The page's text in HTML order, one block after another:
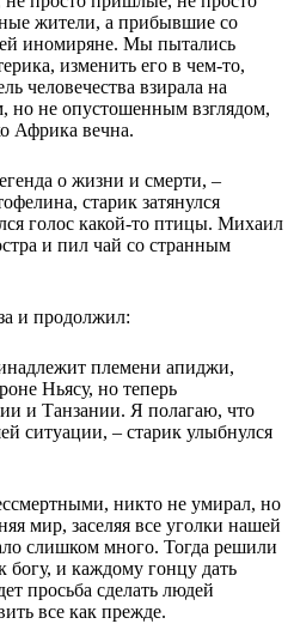
жители, а прибывшие со
иномиряне. Мы пытались
изменить его в чем-то,
человечества взирала на
но не опустошенным взглядом,
Африка вечна.
о жизни и смерти, –
старик затянулся
голос какой-то птицы. Михаил
и пил чай со странным
и продолжил:
племени апиджи,
Ньясу, но теперь
и Танзании. Я полагаю, что
ситуации, – старик улыбнулся
никто не умирал, но
мир, заселяя все уголки нашей
слишком много. Тогда решили
богу, и каждому гонцу дать
просьба сделать людей
все как прежде.